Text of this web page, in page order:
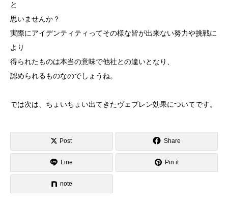
と
思いませんか？
実際にアイデンティティってその様な皆が出来ない努力や挑戦に
より
得られたものは本当の意味で他社との違いとなり、
認められるものなのでしょうね。
では次は、ちょいちょい出てきたヴェブレン効果についてです。
Post Share
Line Pin it
note